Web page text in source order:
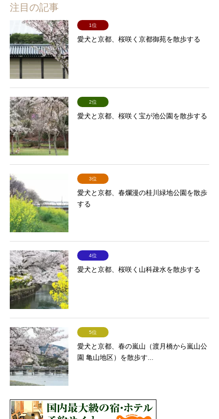
注目の記事
1位
愛犬と京都、桜咲く京都御苑を散歩する
2位
愛犬と京都、桜咲く宝が池公園を散歩する
3位
愛犬と京都、春爛漫の桂川緑地公園を散歩
する
4位
愛犬と京都、桜咲く山科疎水を散歩する
5位
愛犬と京都、春の嵐山（渡月橋から嵐山公
園 亀山地区）を散歩す...